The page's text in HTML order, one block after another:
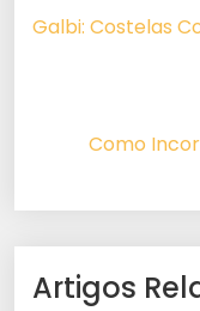
Galbi: Costelas
Como
Artigos